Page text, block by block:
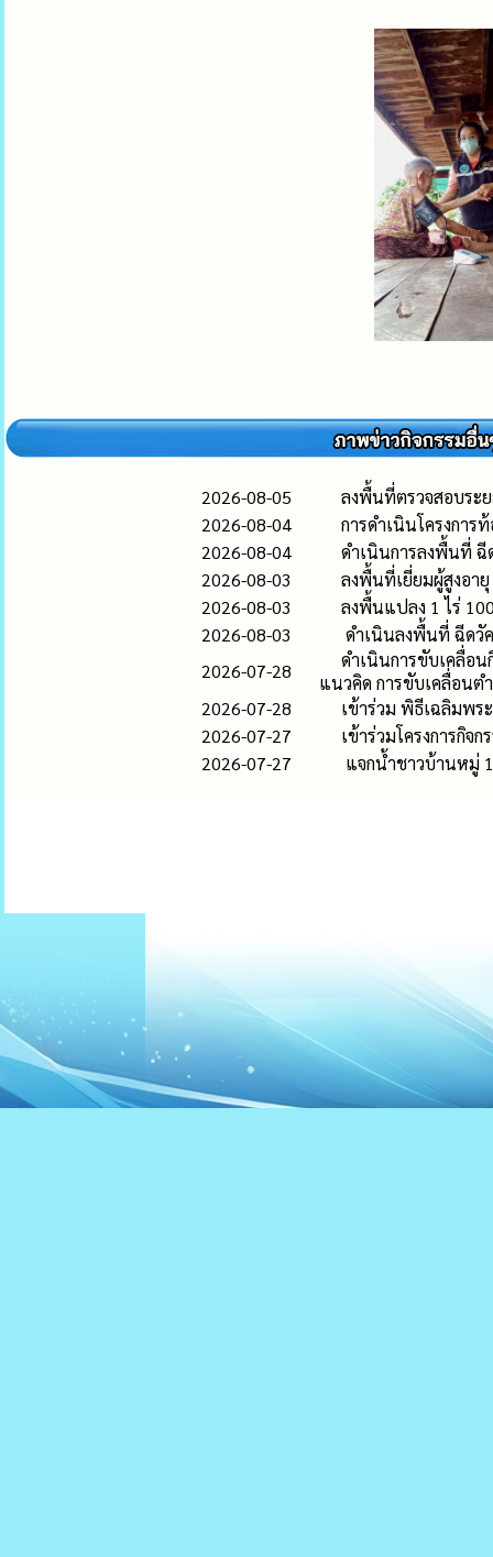
2026-08-05
ลงพื้นที่ตรวจสอบระ
2026-08-04
การดำเนินโครงการ
2026-08-04
ดำเนินการลงพื้นที่
2026-08-03
ลงพื้นที่เยี่ยมผู้สูงอา
2026-08-03
ลงพื้นแปลง 1 ไร่
2026-08-03
ดำเนินลงพื้นที่ ฉีดวั
2026-07-28
ดำเนินการขับเคลื่อน
แนวคิด การขับเคลื่อน
2026-07-28
เข้าร่วม พิธีเฉลิมพร
2026-07-27
เข้าร่วมโครงการกิ
2026-07-27
แจกน้ำชาวบ้านหมู่